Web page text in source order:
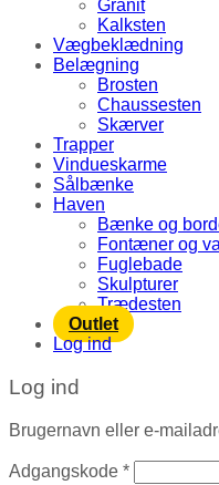
Granit
Kalksten
Vægbeklædning
Belægning
Brosten
Chaussesten
Skærver
Trapper
Vindueskarme
Sålbænke
Haven
Bænke og
Fontæner og
Fuglebade
Skulpturer
Trædesten
Outlet
Log ind
Log ind
Brugernavn eller e-
Adgangskode *